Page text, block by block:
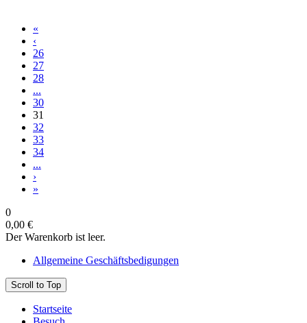
«
‹
26
27
28
...
30
31
32
33
34
...
›
»
0
0,00 €
Der Warenkorb ist leer.
Allgemeine Geschäftsbedigungen
Scroll to Top
Startseite